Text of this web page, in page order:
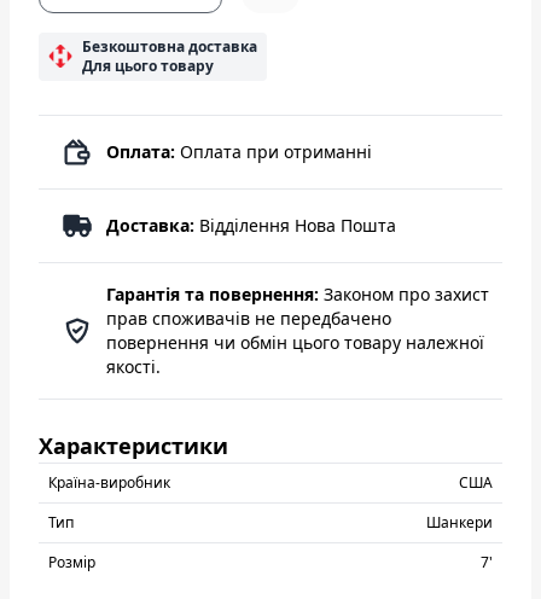
Безкоштовна доставка
Для цього товару
Оплата: Оплата при отриманні
Доставка: Відділення Нова Пошта
Гарантія та повернення: Законом про захист
прав споживачів не передбачено
повернення чи обмін цього товару належної
якості.
Характеристики
Країна-виробник
США
Тип
Шанкери
Розмір
7'